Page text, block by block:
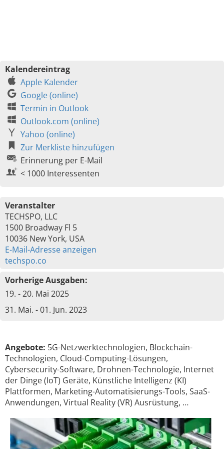
Kalendereintrag
Apple Kalender
Google (online)
Termin in Outlook
Outlook.com (online)
Yahoo (online)
Zur Merkliste hinzufügen
Erinnerung per E-Mail
< 1000 Interessenten
Veranstalter
TECHSPO, LLC
1500 Broadway Fl 5
10036 New York, USA
E-Mail-Adresse anzeigen
techspo.co
Vorherige Ausgaben:
19. - 20. Mai 2025
31. Mai. - 01. Jun. 2023
Angebote: 5G-Netzwerktechnologien, Blockchain-
Technologien, Cloud-Computing-Lösungen,
Cybersecurity-Software, Drohnen-Technologie, Internet
der Dinge (IoT) Geräte, Künstliche Intelligenz (KI)
Plattformen, Marketing-Automatisierungs-Tools, SaaS-
Anwendungen, Virtual Reality (VR) Ausrüstung, …